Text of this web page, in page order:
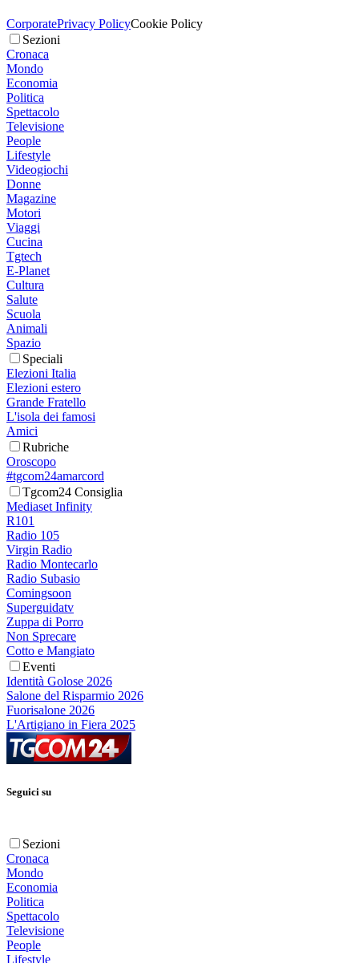
CorporatePrivacy PolicyCookie Policy
Sezioni
Cronaca
Mondo
Economia
Politica
Spettacolo
Televisione
People
Lifestyle
Videogiochi
Donne
Magazine
Motori
Viaggi
Cucina
Tgtech
E-Planet
Cultura
Salute
Scuola
Animali
Spazio
Speciali
Elezioni Italia
Elezioni estero
Grande Fratello
L'isola dei famosi
Amici
Rubriche
Oroscopo
#tgcom24amarcord
Tgcom24 Consiglia
Mediaset Infinity
R101
Radio 105
Virgin Radio
Radio Montecarlo
Radio Subasio
Comingsoon
Superguidatv
Zuppa di Porro
Non Sprecare
Cotto e Mangiato
Eventi
Identità Golose 2026
Salone del Risparmio 2026
Fuorisalone 2026
L'Artigiano in Fiera 2025
Seguici su
Sezioni
Cronaca
Mondo
Economia
Politica
Spettacolo
Televisione
People
Lifestyle